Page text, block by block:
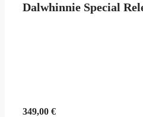
Dalwhinnie Special
349,00 €